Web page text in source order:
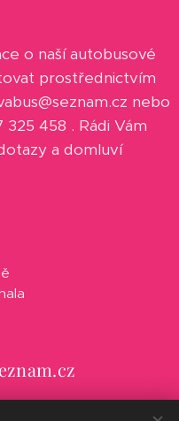
o naší autobusové
prostřednictvím
nebo
458 . Rádi Vám
a domluví